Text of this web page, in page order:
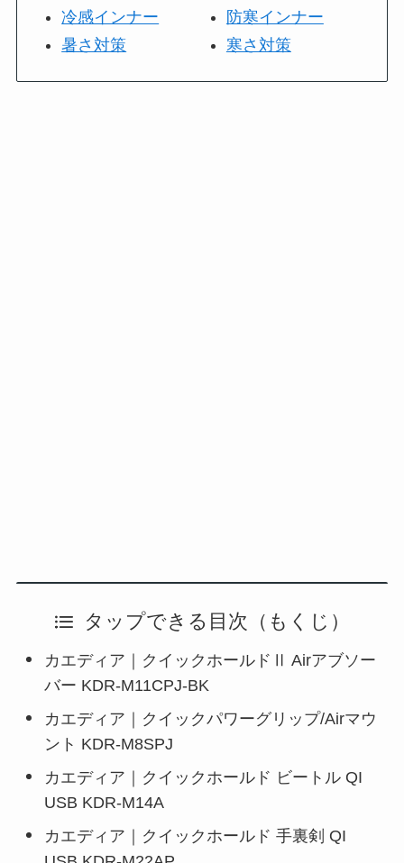
冷感インナー
暑さ対策
防寒インナー
寒さ対策
タップできる目次（もくじ）
カエディア｜クイックホールドⅡ Airアブソー
バー KDR-M11CPJ-BK
カエディア｜クイックパワーグリップ/Airマウ
ント KDR-M8SPJ
カエディア｜クイックホールド ビートル QI
USB KDR-M14A
カエディア｜クイックホールド 手裏剣 QI